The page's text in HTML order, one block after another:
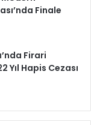
Finale
Firari
Yıl Hapis Cezası